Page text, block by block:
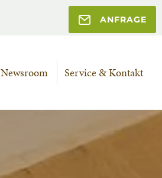
ANFRAGE
Newsroom Service & Kontakt